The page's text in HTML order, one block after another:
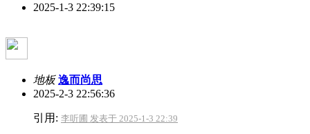
2025-1-3 22:39:15
地板 逸而尚思
2025-2-3 22:56:36
引用: 李听圃 发表于 2025-1-3 22:39